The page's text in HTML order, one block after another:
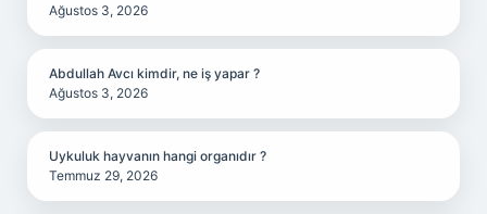
Ağustos 3, 2026
Abdullah Avcı kimdir, ne iş yapar ?
Ağustos 3, 2026
Uykuluk hayvanın hangi organıdır ?
Temmuz 29, 2026